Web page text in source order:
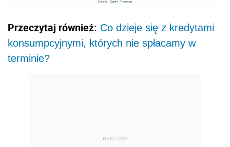
Przeczytaj również: Co dzieje się z kredytami
konsumpcyjnymi, których nie spłacamy w
terminie?
REKLAMA